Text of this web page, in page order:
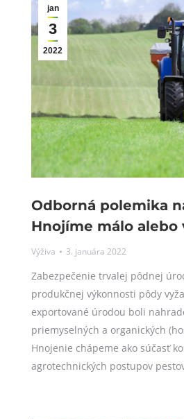
jan
3
2022
Odborná polemika
Hnojíme málo alebo
Výživa 3. januára 2022
Zabezpečenie trvalej pôdnej
produkčnej výkonnosti pôdy
exportované úrodou boli
priemyselných a organických
Hnojenie chápeme ako súčasť
agrotechnických postupov